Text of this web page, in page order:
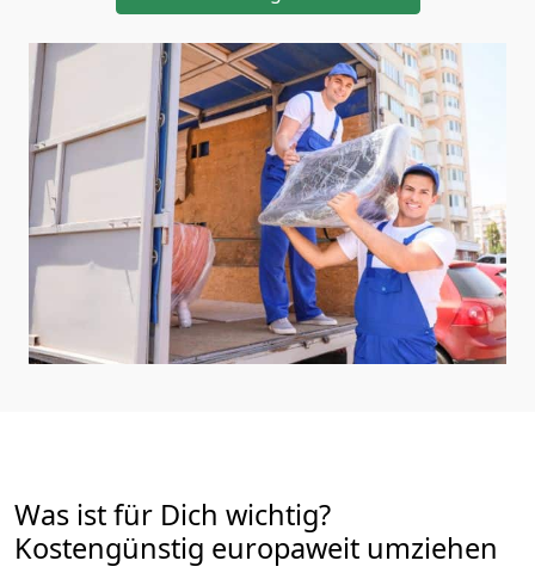
Was ist für Dich wichtig?
Kostengünstig europaweit umziehen